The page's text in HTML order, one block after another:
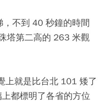
不到 40 秒鐘的時間
塔第二高的 263 米觀
上就是比台北 101 矮了
都標明了各省的方位